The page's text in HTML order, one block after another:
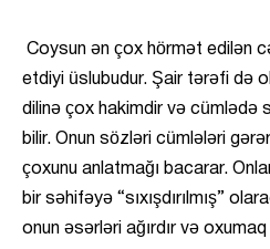
Coysun ən çox hörmət edilən
etdiyi üslubudur. Şair tərəfi də
dilinə çox hakimdir və cümlədə
bilir. Onun sözləri cümlələri
çoxunu anlatmağı bacarar.
bir səhifəyə “sıxışdırılmış”
onun əsərləri ağırdır və